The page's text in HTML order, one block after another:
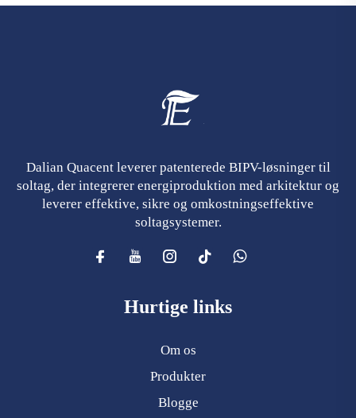
Dalian Quacent leverer patenterede BIPV-løsninger til
soltag, der integrerer energiproduktion med arkitektur og
leverer effektive, sikre og omkostningseffektive
soltagsystemer.
Hurtige links
Om os
Produkter
Blogge